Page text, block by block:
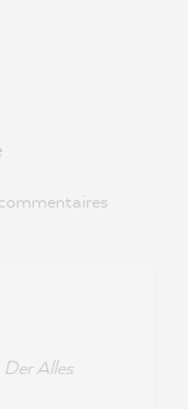
commentaires
Alles